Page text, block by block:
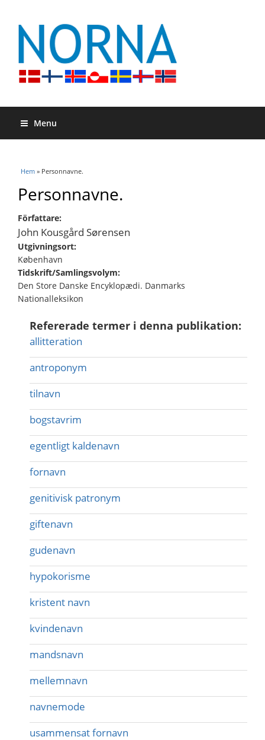
Menu
Du är här
Hem » Personnavne.
Personnavne.
Författare:
John Kousgård Sørensen
Utgivningsort:
København
Tidskrift/Samlingsvolym:
Den Store Danske Encyklopædi. Danmarks
Nationalleksikon
Refererade termer i denna publikation:
allitteration
antroponym
tilnavn
bogstavrim
egentligt kaldenavn
fornavn
genitivisk patronym
giftenavn
gudenavn
hypokorisme
kristent navn
kvindenavn
mandsnavn
mellemnavn
navnemode
usammensat fornavn